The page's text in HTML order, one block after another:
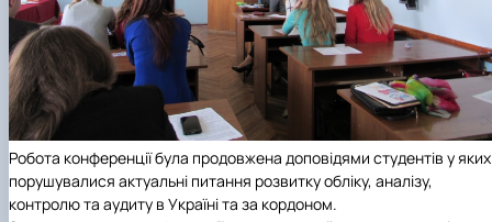
Робота конференції була продовжена доповідями студентів у яких
порушувалися актуальні питання розвитку обліку, аналізу,
контролю та аудиту в Україні та за кордоном.